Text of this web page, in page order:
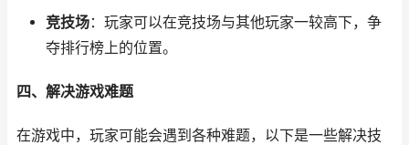
竞技场：玩家可以在竞技场与其他玩家一较高下，争
夺排行榜上的位置。
四、解决游戏难题
在游戏中，玩家可能会遇到各种难题，以下是一些解决技